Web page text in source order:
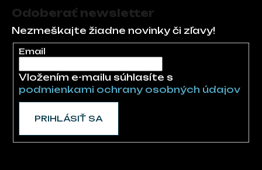
Odoberať newsletter
Nezmeškajte žiadne novinky či zľavy!
Email
Vložením e-mailu súhlasíte s
podmienkami ochrany osobných údajov
PRIHLÁSIŤ SA